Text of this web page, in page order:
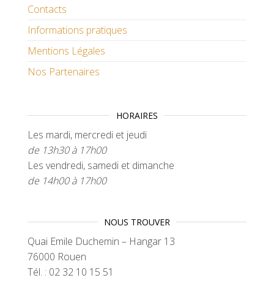
Contacts
Informations pratiques
Mentions Légales
Nos Partenaires
HORAIRES
Les mardi, mercredi et jeudi
de 13h30 à 17h00
Les vendredi, samedi et dimanche
de 14h00 à 17h00
NOUS TROUVER
Quai Emile Duchemin – Hangar 13
76000 Rouen
Tél. : 02 32 10 15 51